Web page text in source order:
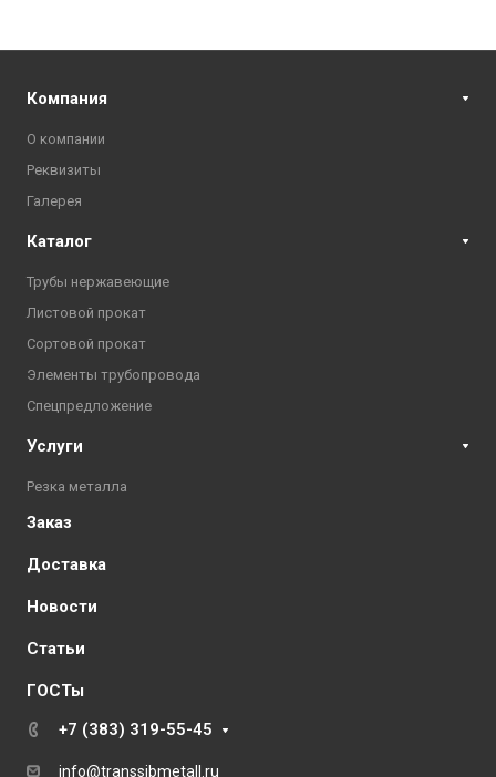
Компания
О компании
Реквизиты
Галерея
Каталог
Трубы нержавеющие
Листовой прокат
Сортовой прокат
Элементы трубопровода
Спецпредложение
Услуги
Резка металла
Заказ
Доставка
Новости
Статьи
ГОСТы
+7 (383) 319-55-45
info@transsibmetall.ru